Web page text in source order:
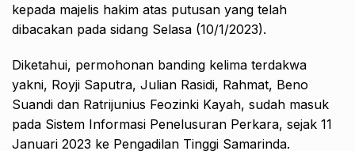
kepada majelis hakim atas putusan yang telah
dibacakan pada sidang Selasa (10/1/2023).
Diketahui, permohonan banding kelima terdakwa
yakni, Royji Saputra, Julian Rasidi, Rahmat, Beno
Suandi dan Ratrijunius Feozinki Kayah, sudah masuk
pada Sistem Informasi Penelusuran Perkara, sejak 11
Januari 2023 ke Pengadilan Tinggi Samarinda.